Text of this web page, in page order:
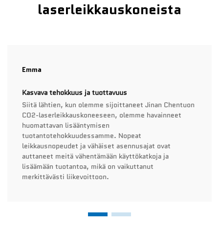
laserleikkauskoneista
Emma
Kasvava tehokkuus ja tuottavuus
Siitä lähtien, kun olemme sijoittaneet Jinan Chentuon
CO2-laserleikkauskoneeseen, olemme havainneet
huomattavan lisääntymisen
tuotantotehokkuudessamme. Nopeat
leikkausnopeudet ja vähäiset asennusajat ovat
auttaneet meitä vähentämään käyttökatkoja ja
lisäämään tuotantoa, mikä on vaikuttanut
merkittävästi liikevoittoon.